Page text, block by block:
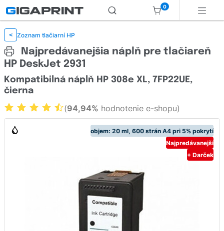
0
< Zoznam tlačiarní HP
Najpredávanejšia náplň pre tlačiareň
HP DeskJet 2931
objem: 20 ml, 600 strán A4 pri 5% pokrytí
Najpredávanejší
+ Darček
Kompatibilná náplň HP 308e XL, 7FP22UE,
čierna
(94,94% hodnotenie e-shopu)